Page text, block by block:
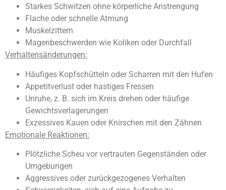
Starkes Schwitzen ohne körperliche Anstrengung
Flache oder schnelle Atmung
Muskelzittern
Magenbeschwerden wie Koliken oder Durchfall
Verhaltensänderungen:
Häufiges Kopfschütteln oder Scharren mit den Hufen
Appetitverlust oder hastiges Fressen
Unruhe, z. B. sich im Kreis drehen oder häufige
Gewichtsverlagerungen
Exzessives Kauen oder Knirschen mit den Zähnen
Emotionale Reaktionen:
Plötzliche Scheu vor vertrauten Gegenständen oder
Umgebungen
Aggressives oder zurückgezogenes Verhalten